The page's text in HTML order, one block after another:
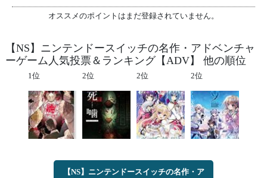
オススメのポイントはまだ登録されていません。
【NS】ニンテンドースイッチの名作・アドベンチャ
ーゲーム人気投票＆ランキング【ADV】 他の順位
1位 2位 2位 2位
【NS】ニンテンドースイッチの名作・ア